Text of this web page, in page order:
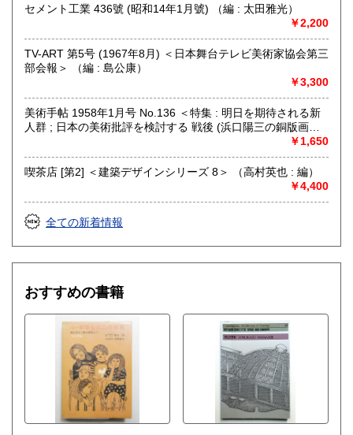
セメント工業 436號 (昭和14年1月號) （編 : 太田雅光）
￥2,200
TV-ART 第5号 (1967年8月) ＜日本舞台テレビ美術家協会第三
部会報＞ （編 : 島公康）
￥3,300
美術手帖 1958年1月号 No.136 ＜特集 : 明日を期待される新
人群 ; 日本の美術批評を検討する 戦後 (浜口陽三の銅版画
; 文 : 滝口修造、竹林賢ほか）
￥1,650
喫茶店 [第2] ＜建築デザインシリーズ 8＞ （高村英也 : 編）
￥4,400
全ての新着情報
おすすめの書籍